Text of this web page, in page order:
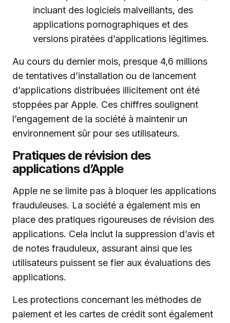
incluant des logiciels malveillants, des
applications pornographiques et des
versions piratées d’applications légitimes.
Au cours du dernier mois, presque 4,6 millions
de tentatives d’installation ou de lancement
d’applications distribuées illicitement ont été
stoppées par Apple. Ces chiffres soulignent
l’engagement de la société à maintenir un
environnement sûr pour ses utilisateurs.
Pratiques de révision des
applications d’Apple
Apple ne se limite pas à bloquer les applications
frauduleuses. La société a également mis en
place des pratiques rigoureuses de révision des
applications. Cela inclut la suppression d’avis et
de notes frauduleux, assurant ainsi que les
utilisateurs puissent se fier aux évaluations des
applications.
Les protections concernant les méthodes de
paiement et les cartes de crédit sont également